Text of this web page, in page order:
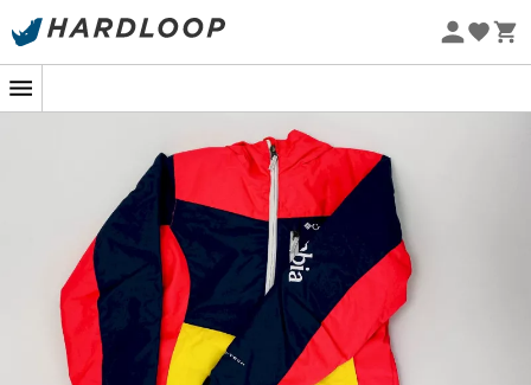
Promos d'été 🔥 -5 % EXTRA dès 2 produits* code Summer5
Eco-conçu
Seconde main